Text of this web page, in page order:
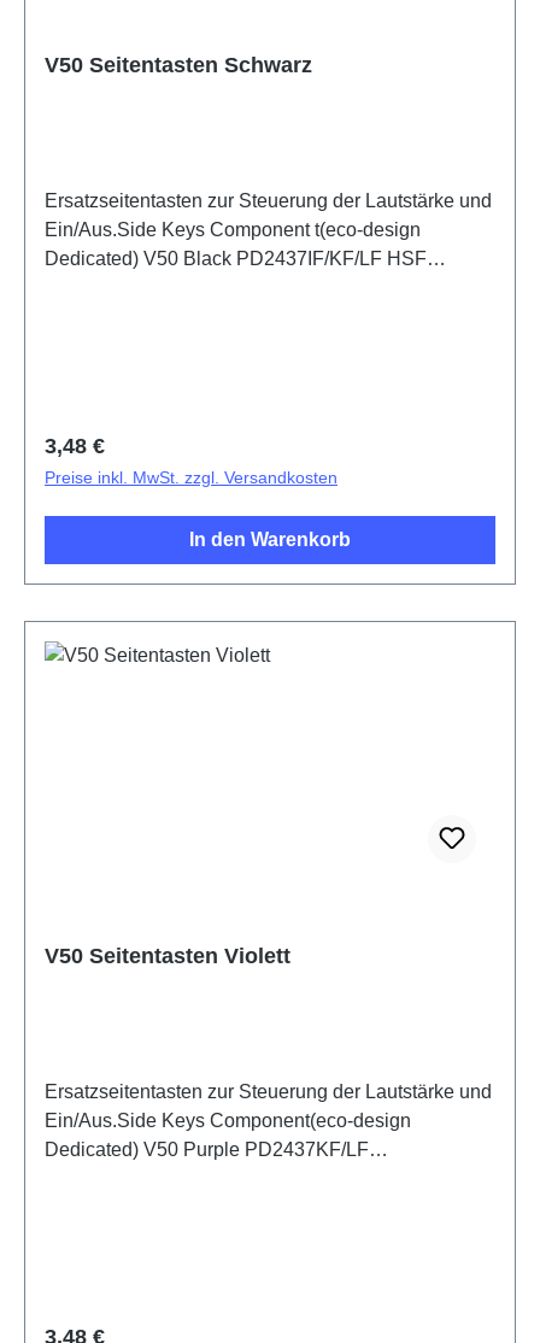
V50 Seitentasten Schwarz
Ersatzseitentasten zur Steuerung der Lautstärke und
Ein/Aus.Side Keys Component t(eco-design
Dedicated) V50 Black PD2437IF/KF/LF HSF
Regulärer Preis:
3,48 €
Preise inkl. MwSt. zzgl. Versandkosten
In den Warenkorb
V50 Seitentasten Violett
Ersatzseitentasten zur Steuerung der Lautstärke und
Ein/Aus.Side Keys Component(eco-design
Dedicated) V50 Purple PD2437KF/LF
Regulärer Preis:
3,48 €